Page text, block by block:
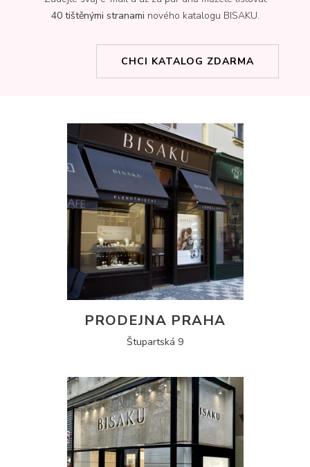
40 tištěnými stranami nového katalogu BISAKU.
CHCI KATALOG ZDARMA
PRODEJNA PRAHA
Štupartská 9